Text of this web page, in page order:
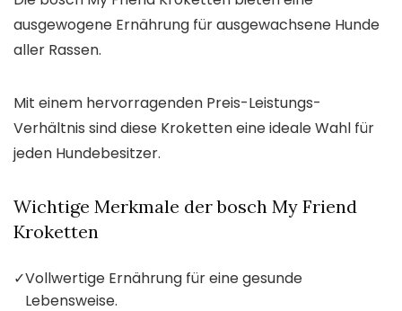
ausgewogene Ernährung für ausgewachsene Hunde
aller Rassen.
Mit einem hervorragenden Preis-Leistungs-
Verhältnis sind diese Kroketten eine ideale Wahl für
jeden Hundebesitzer.
Wichtige Merkmale der bosch My Friend
Kroketten
✓Vollwertige Ernährung für eine gesunde
Lebensweise.